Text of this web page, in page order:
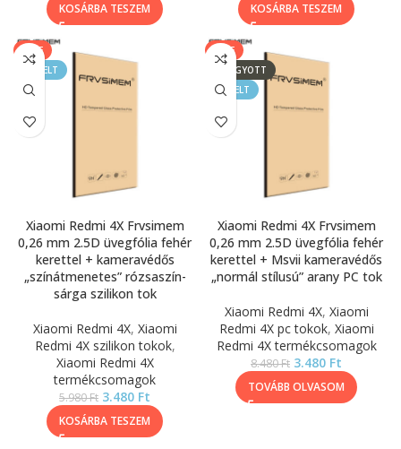
KOSÁRBA TESZEM KOSÁRBA TESZEM
SALE
KIEMELT
Xiaomi Redmi 4X Frvsimem
0,26 mm 2.5D üvegfólia fehér
kerettel + kameravédős
„színátmenetes” rózsaszín-
sárga szilikon tok
Xiaomi Redmi 4X, Xiaomi
Redmi 4X szilikon tokok,
Xiaomi Redmi 4X
termékcsomagok
5.980Ft 3.480 Ft
KOSÁRBA TESZEM
SALE
ELFOGYOTT
KIEMELT
Xiaomi Redmi 4X Frvsimem
0,26 mm 2.5D üvegfólia fehér
kerettel + Msvii kameravédős
„normál stílusú” arany PC tok
Xiaomi Redmi 4X, Xiaomi
Redmi 4X pc tokok, Xiaomi
Redmi 4X termékcsomagok
8.480Ft 3.480 Ft
TOVÁBB OLVASOM